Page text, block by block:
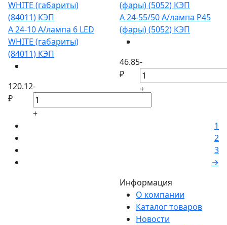
А 24-10 А/лампа 6 LED
WHITE (габариты)
(84011) КЭП
120.12
₽
-
+
А 24-55/50 А/лампа Р45
(фары) (5052) КЭП
46.85
₽
-
+
1
2
3
→
Информация
О компании
Каталог товаров
Новости